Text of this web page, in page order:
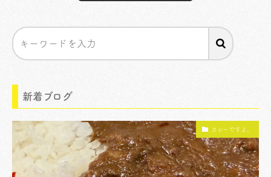
新着ブログ
カレーですよ。